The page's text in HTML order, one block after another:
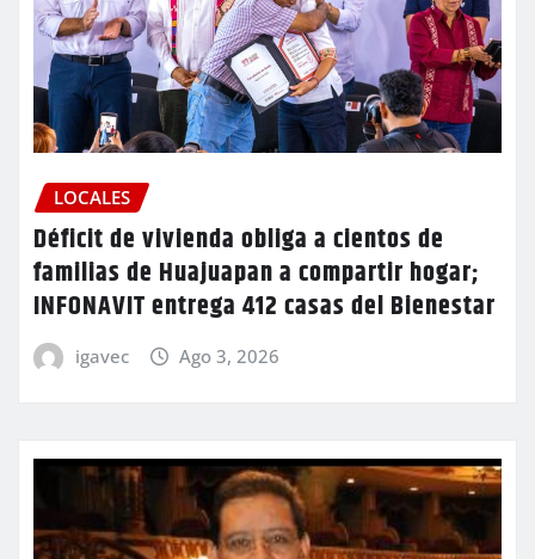
LOCALES
Déficit de vivienda obliga a cientos de
familias de Huajuapan a compartir hogar;
INFONAVIT entrega 412 casas del Bienestar
igavec Ago 3, 2026